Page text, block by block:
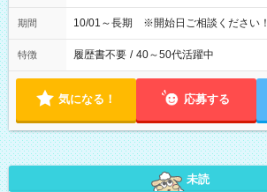
期間 10/01～長期 ※開始日ご相談ください！
特徴 履歴書不要 / 40～50代活躍中
気になる！ 応募する
未読